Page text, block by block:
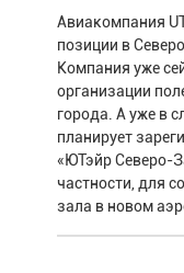
Авиакомпания
позиции в
Компания уже
организации
города. А уже в
планирует
«ЮТэйр Северо-
частности, для
зала в новом